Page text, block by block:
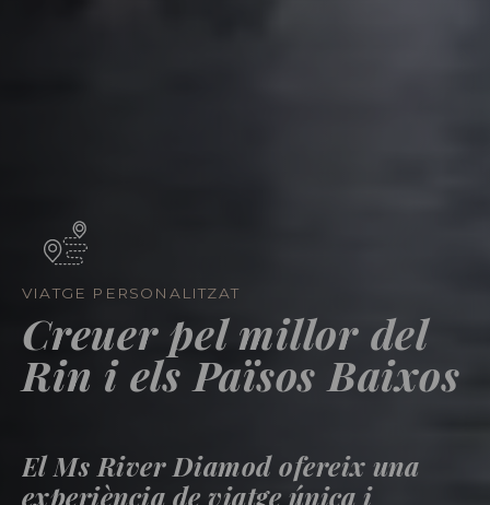
VIATGE PERSONALITZAT
Creuer pel millor del
Rin i els Països Baixos
El Ms River Diamod ofereix una
experiència de viatge única i